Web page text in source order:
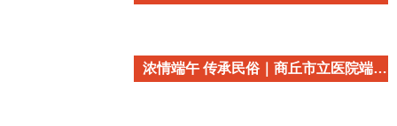
浓情端午 传承民俗｜商丘市立医院端午民俗主题活动温情开启